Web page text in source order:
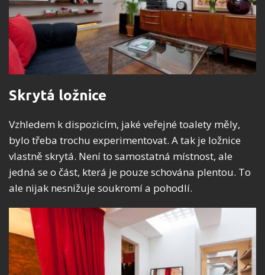
Skrytá ložnice
Vzhledem k dispozicím, jaké veřejné toalety měly,
bylo třeba trochu experimentovat. A tak je ložnice
vlastně skrytá. Není to samostatná místnost, ale
jedná se o část, která je pouze schována plentou. To
ale nijak nesnižuje soukromí a pohodlí.